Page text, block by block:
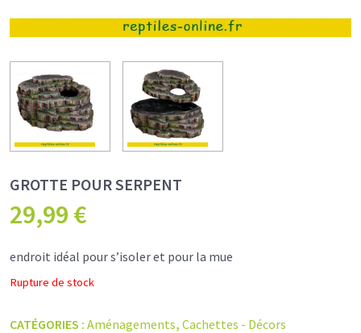
GROTTE POUR SERPENT
29,99 €
endroit idéal pour s’isoler et pour la mue
Rupture de stock
CATÉGORIES : Aménagements, Cachettes - Décors